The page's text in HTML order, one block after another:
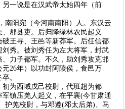
一说是在汉武帝太始四年（前
南阳宛（今河南南阳）人。东汉云
郡县吏。后归降绿林农民起义
王寻、王邑等新莽军。后任信都
秀。被刘秀任为左大将军，封武
力子都军。不久，助刘秀攻克邯
26年）以功封阿陵侯，食邑万
。
初为西域戊己校尉，代班超为都
镇压羌人起义，在平襄(今甘肃通
护羌校尉，与邓遵(邓太后弟)、马